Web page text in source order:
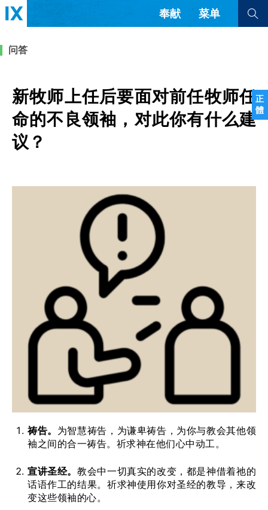
正
體
奉献 菜单
来信
福音传讲与宣教 成员制与教会纪律
团契生活与祷告
查看全部
查看全部
葡萄牙语
达里语
罗马尼亚语
意大利语
土耳其语
塞尔维亚语
问答
新牧师上任后要面对前任牧师任
命的不良领袖，对此你有什么建
议？
祷告。 为智慧祷告，为谦卑祷告，为你与教会其他领
袖之间的合一祷告。祈求神在他们心中动工。
宣讲圣经。教会中一切真实的改变，都是神借着祂的
话语作工的结果。祈求神使用你对圣经的教导，来改
变这些领袖的心。